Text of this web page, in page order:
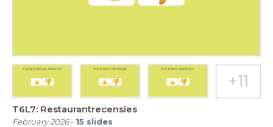
T6L7: Restaurantrecensies
February 2026- 15 slides